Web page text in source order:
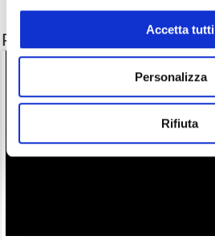
Accetta tutti
Personalizza
Rifiuta
Potrebbe interessarti anche